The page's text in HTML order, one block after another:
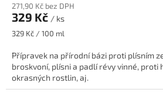
271,90 Kč bez DPH
329 Kč / ks
Měrná
329 Kč / 100 ml
Přípravek na přírodní bázi proti plísním
broskvoní, plísni a padlí révy vinné, proti
okrasných rostlin, aj.